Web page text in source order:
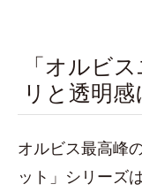
「オルビ
リと透明
オルビス最高峰
ット」シリーズ